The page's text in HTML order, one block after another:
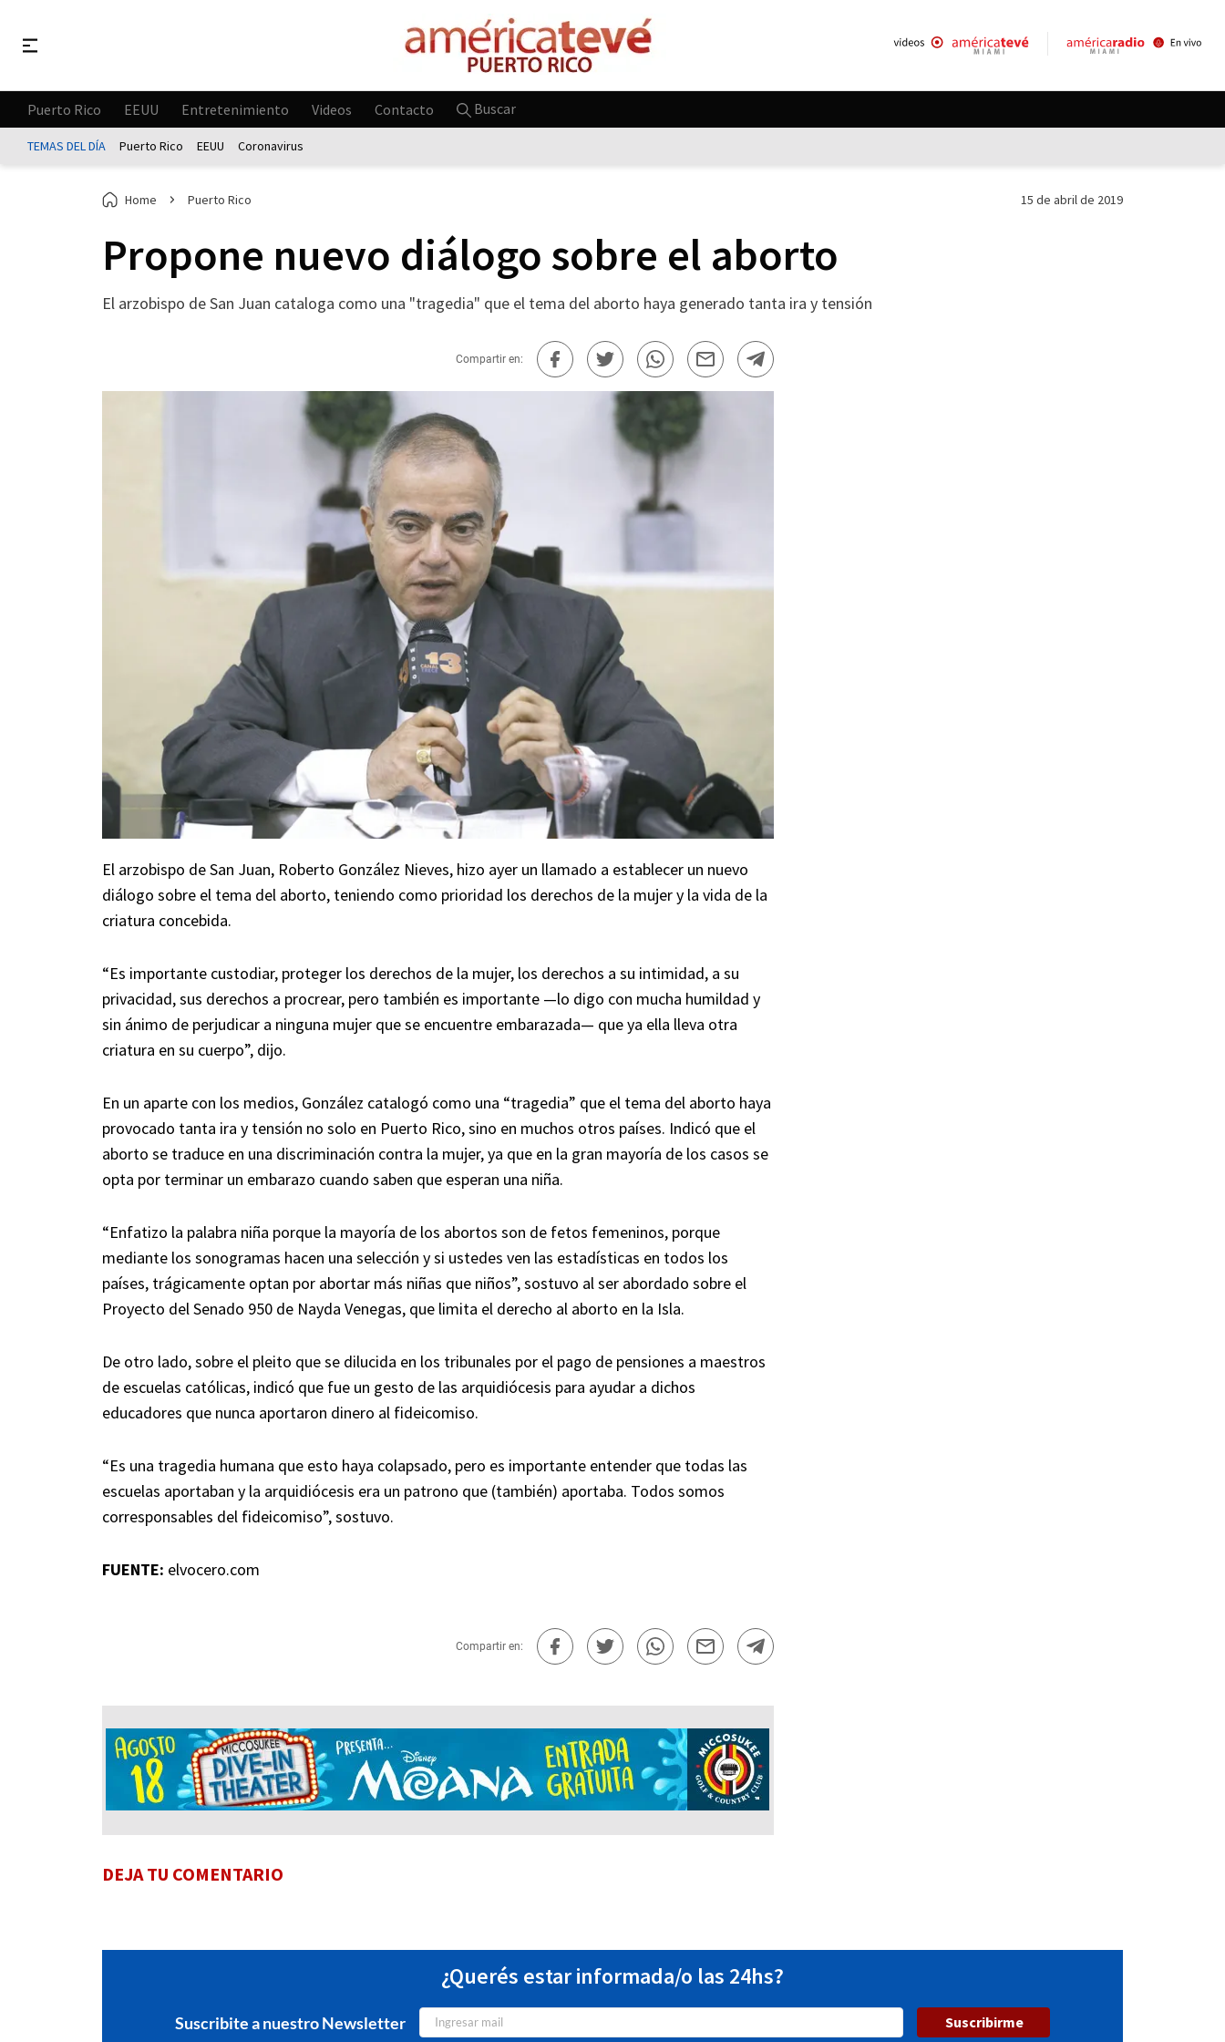
Puerto Rico EEUU Entretenimiento Videos Contacto Buscar
TEMAS DEL DÍA Puerto Rico EEUU Coronavirus
Home Puerto Rico 15 de abril de 2019
Propone nuevo diálogo sobre el aborto
El arzobispo de San Juan cataloga como una "tragedia" que el tema del aborto haya generado tanta ira y tensión
Compartir en:
El arzobispo de San Juan, Roberto González Nieves, hizo ayer un llamado a establecer un nuevo
diálogo sobre el tema del aborto, teniendo como prioridad los derechos de la mujer y la vida de la
criatura concebida.
“Es importante custodiar, proteger los derechos de la mujer, los derechos a su intimidad, a su
privacidad, sus derechos a procrear, pero también es importante —lo digo con mucha humildad y
sin ánimo de perjudicar a ninguna mujer que se encuentre embarazada— que ya ella lleva otra
criatura en su cuerpo”, dijo.
En un aparte con los medios, González catalogó como una “tragedia” que el tema del aborto haya
provocado tanta ira y tensión no solo en Puerto Rico, sino en muchos otros países. Indicó que el
aborto se traduce en una discriminación contra la mujer, ya que en la gran mayoría de los casos se
opta por terminar un embarazo cuando saben que esperan una niña.
“Enfatizo la palabra niña porque la mayoría de los abortos son de fetos femeninos, porque
mediante los sonogramas hacen una selección y si ustedes ven las estadísticas en todos los
países, trágicamente optan por abortar más niñas que niños”, sostuvo al ser abordado sobre el
Proyecto del Senado 950 de Nayda Venegas, que limita el derecho al aborto en la Isla.
De otro lado, sobre el pleito que se dilucida en los tribunales por el pago de pensiones a maestros
de escuelas católicas, indicó que fue un gesto de las arquidiócesis para ayudar a dichos
educadores que nunca aportaron dinero al fideicomiso.
“Es una tragedia humana que esto haya colapsado, pero es importante entender que todas las
escuelas aportaban y la arquidiócesis era un patrono que (también) aportaba. Todos somos
corresponsables del fideicomiso”, sostuvo.
FUENTE: elvocero.com
Compartir en:
DEJA TU COMENTARIO
¿Querés estar informada/o las 24hs?
Suscribite a nuestro Newsletter Suscribirme